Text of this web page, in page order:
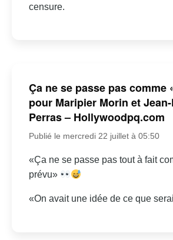
censure.
Ça ne se passe pas comme
pour Maripier Morin et
Perras – Hollywoodpq.com
Publié le mercredi 22 juillet à 05:50
«Ça ne se passe pas tout à fait
prévu»
«On avait une idée de ce que